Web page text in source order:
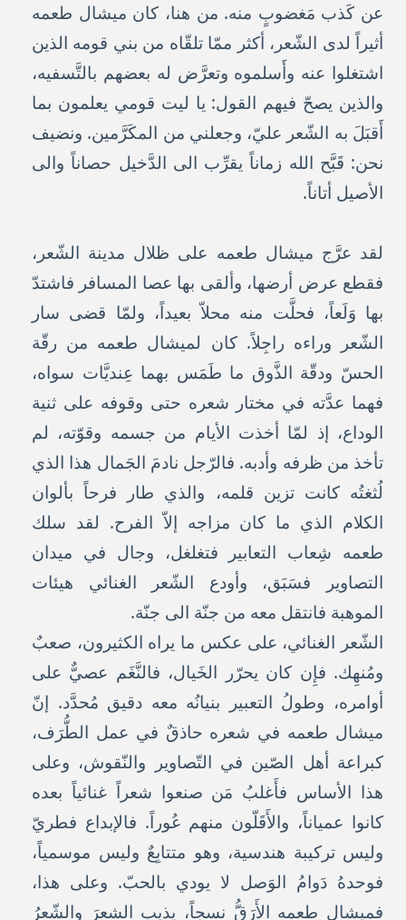
عن كَذب مَغضوبٍ منه. من هنا، كان ميشال طعمه
أثيراً لدى الشّعر، أكثر ممّا تلقّاه من بني قومه الذين
اشتغلوا عنه وأَسلموه وتعرَّض له بعضهم بالتَّسفيه،
والذين يصحّ فيهم القول: يا ليت قومي يعلمون بما
أَقبَلَ به الشّعر عليّ، وجعلني من المكَرَّمين. ونضيف
نحن: قَبَّح الله زماناً يقرِّب الى الدَّخيل حصاناً والى
الأصيل أتاناً.
لقد عرَّج ميشال طعمه على ظلال مدينة الشّعر،
فقطع عرض أرضها، وألقى بها عصا المسافر فاشتدّ
بها وَلَعاً، فحلَّت منه محلاّ بعيداً، ولمّا قضى سار
الشّعر وراءه راجِلاً. كان لميشال طعمه من رقّة
الحسّ ودقّة الذَّوق ما طَمَس بهما عِنديَّات سواه،
فهما عدَّته في مختار شعره حتى وقوفه على ثنية
الوداع، إذ لمّا أخذت الأيام من جسمه وقوّته، لم
تأخذ من ظرفه وأدبه. فالرّجل نادمَ الجَمال هذا الذي
لُثغتُه كانت تزين قلمه، والذي طار فرحاً بألوان
الكلام الذي ما كان مزاجه إلاّ الفرح. لقد سلك
طعمه شِعاب التعابير فتغلغل، وجال في ميدان
التصاوير فسَبَق، وأودع الشّعر الغنائي هيئات
الموهبة فانتقل معه من جنّة الى جنّة.
الشّعر الغنائي، على عكس ما يراه الكثيرون، صعبٌ
ومُنهِك. فإِن كان يحرّر الخَيال، فالنَّغَم عصيٌّ على
أوامره، وطولُ التعبير بنيانُه معه دقيق مُحدَّد. إنّ
ميشال طعمه في شعره حاذقٌ في عمل الطُّرَف،
كبراعة أهل الصّين في التّصاوير والنّقوش، وعلى
هذا الأساس فأَغلبُ مَن صنعوا شعراً غنائياً بعده
كانوا عمياناً، والأَقَلّون منهم عُوراً. فالإبداع فطريّ
وليس تركيبة هندسية، وهو متتابِعٌ وليس موسمياً،
فوحدهُ دَوامُ الوَصل لا يودي بالحبّ. وعلى هذا،
فميشال طعمه الأَرَقُّ نسجاً، يذيب الشعرَ والشّعرُ